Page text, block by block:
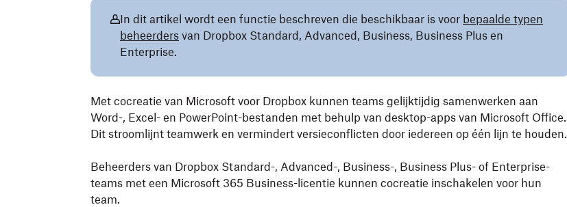
In dit artikel wordt een functie beschreven die beschikbaar is voor bepaalde typen
beheerders van Dropbox Standard, Advanced, Business, Business Plus en
Enterprise.
Met cocreatie van Microsoft voor Dropbox kunnen teams gelijktijdig samenwerken aan
Word-, Excel- en PowerPoint-bestanden met behulp van desktop-apps van Microsoft Office.
Dit stroomlijnt teamwerk en vermindert versieconflicten door iedereen op één lijn te houden.
Beheerders van Dropbox Standard-, Advanced-, Business-, Business Plus- of Enterprise-
teams met een Microsoft 365 Business-licentie kunnen cocreatie inschakelen voor hun
team.